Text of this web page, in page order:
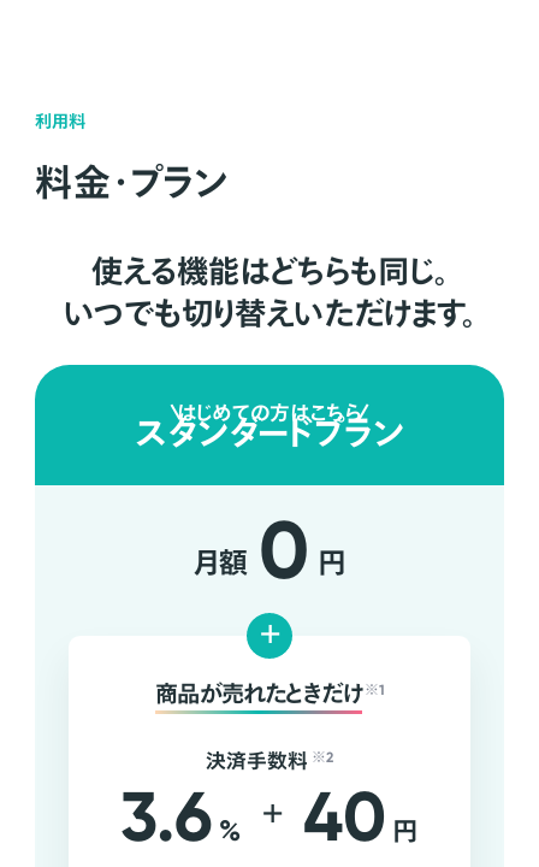
利用料
料金・プラン
使える機能はどちらも同じ。
いつでも切り替えいただけます。
はじめての方はこちら
スタンダードプラン
月額 0 円
+
商品が売れたときだけ ※1
決済手数料 ※2
3.6 % + 40 円